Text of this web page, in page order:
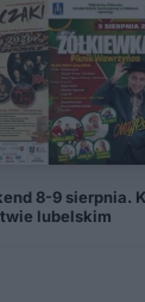
8-9 sierpnia.
lubelskim